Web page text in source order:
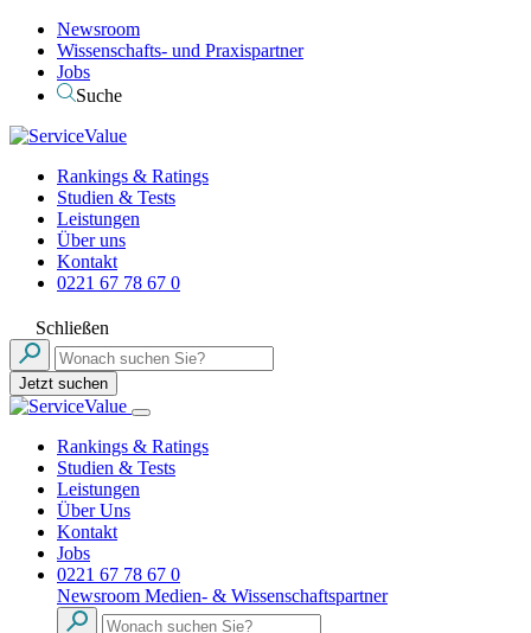
Newsroom
Wissenschafts- und Praxispartner
Jobs
Suche
Rankings & Ratings
Studien & Tests
Leistungen
Über uns
Kontakt
0221 67 78 67 0
Schließen
Jetzt suchen
Rankings & Ratings
Studien & Tests
Leistungen
Über Uns
Kontakt
Jobs
0221 67 78 67 0
Newsroom Medien- & Wissenschaftspartner